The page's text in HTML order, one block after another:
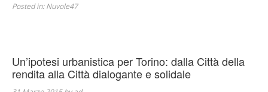
Posted in:Nuvole47
Un’ipotesi urbanistica per Torino: dalla Città della
rendita alla Città dialogante e solidale